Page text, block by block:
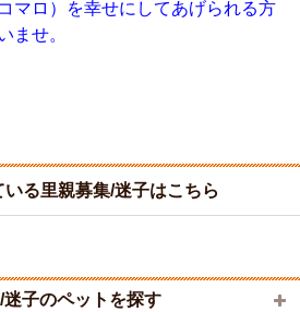
マロ）を幸せにしてあげられる方
ませ。
る里親募集/迷子はこちら
子のペットを探す